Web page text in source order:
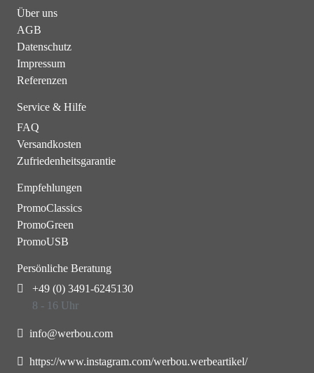
Über uns
AGB
Datenschutz
Impressum
Referenzen
Service & Hilfe
FAQ
Versandkosten
Zufriedenheitsgarantie
Empfehlungen
PromoClassics
PromoGreen
PromoUSB
Persönliche Beratung
+49 (0) 3491-6245130
8 - 16 Uhr
info@werbou.com
https://www.instagram.com/werbou.werbeartikel/